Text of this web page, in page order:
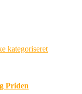
kategoriseret
Priden